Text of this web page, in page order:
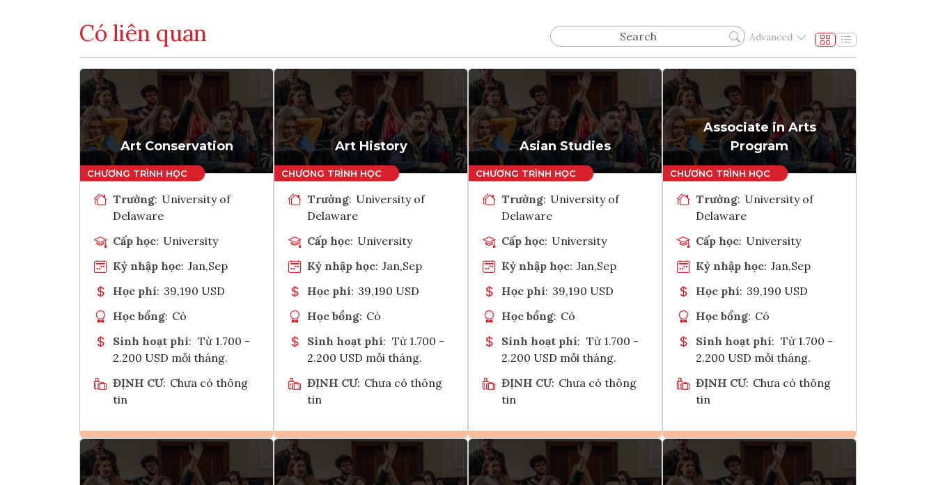
Có liên quan Advanced
Art Conservation
Trường: University of
Delaware
Cấp học: University
Kỳ nhập học: Jan,Sep
Học phí: 39,190 USD
Học bổng: Có
Sinh hoạt phí: Từ 1.700 -
2.200 USD mỗi tháng.
ĐỊNH CƯ: Chưa có thông
tin
Ghi danh
Art History
Trường: University of
Delaware
Cấp học: University
Kỳ nhập học: Jan,Sep
Học phí: 39,190 USD
Học bổng: Có
Sinh hoạt phí: Từ 1.700 -
2.200 USD mỗi tháng.
ĐỊNH CƯ: Chưa có thông
tin
Ghi danh
Asian Studies
Trường: University of
Delaware
Cấp học: University
Kỳ nhập học: Jan,Sep
Học phí: 39,190 USD
Học bổng: Có
Sinh hoạt phí: Từ 1.700 -
2.200 USD mỗi tháng.
ĐỊNH CƯ: Chưa có thông
tin
Ghi danh
Associate in Arts
Program
Trường: University of
Delaware
Cấp học: University
Kỳ nhập học: Jan,Sep
Học phí: 39,190 USD
Học bổng: Có
Sinh hoạt phí: Từ 1.700 -
2.200 USD mỗi tháng.
ĐỊNH CƯ: Chưa có thông
tin
Ghi danh